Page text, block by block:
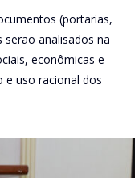
(portarias,
analisados na
econômicas e
e uso racional dos